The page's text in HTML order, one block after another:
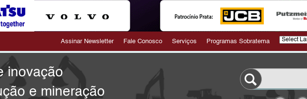
Assinar Newsletter Fale Conosco Serviços Programas Sobratema
inovação
e mineração